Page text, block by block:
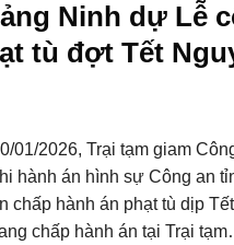
Ninh dự Lễ
tù đợt Tết
01/2026, Trại tạm giam
hành án hình sự Công an
chấp hành án phạt tù dịp
chấp hành án tại Trại